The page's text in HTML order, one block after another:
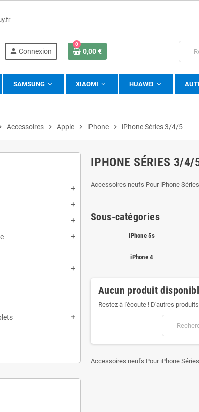
person Connexion
0
0,00 €
SAMSUNG XIAOMI HUAWEI
Accessoires chevron_right Apple chevron_right iPhone chevron_right iPhone Séries 3/4/5
add
add
add
add
add
add
IPHONE SÉRIES 3/4/
Accessoires neufs Pour iPhone
Sous-catégories
iPhone 5s
iPhone 4
Aucun produit
Restez à l'écoute ! D'autres
Accessoires neufs Pour iPhone